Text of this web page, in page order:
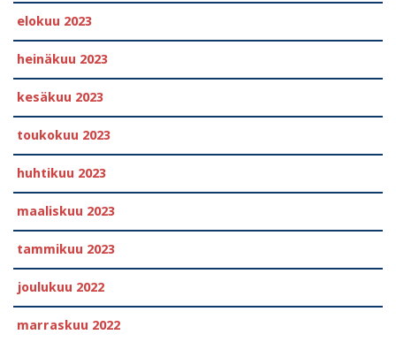
elokuu 2023
heinäkuu 2023
kesäkuu 2023
toukokuu 2023
huhtikuu 2023
maaliskuu 2023
tammikuu 2023
joulukuu 2022
marraskuu 2022